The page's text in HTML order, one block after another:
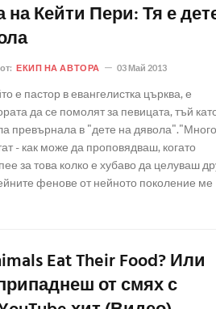
Кейти Пери: Тя е
ЕКИП НА АВТОРА 03 Май 2013
е пастор в евангелистка църква, е
да се помолят за певицата, тъй
превърнала в "дете на дявола"."Много
- как може да проповядваш, когато
за това колко е хубаво да целуваш
фенове от нейното поколение ме
Eat Their Food? Или
от смях с